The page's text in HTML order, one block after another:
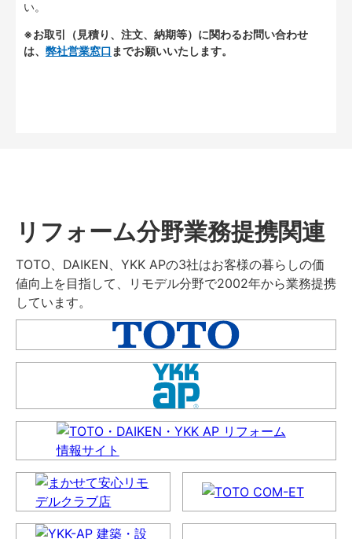
い。
※お取引（見積り、注文、納期等）に関わるお問い合わせ
は、 弊社営業窓口 までお願いいたします。
リフォーム分野業務提携関連
TOTO、DAIKEN、YKK APの3社はお客様の暮らしの価
値向上を目指して、リモデル分野で2002年から業務提携
しています。